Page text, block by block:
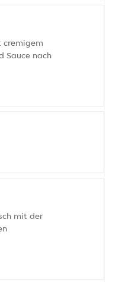
cremigem
Sauce nach
mit der